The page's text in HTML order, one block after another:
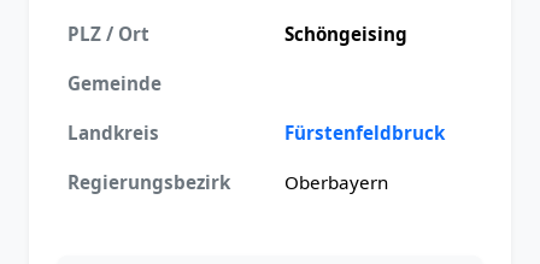
PLZ / Ort Schöngeising
Gemeinde
Landkreis Fürstenfeldbruck
Regierungsbezirk Oberbayern